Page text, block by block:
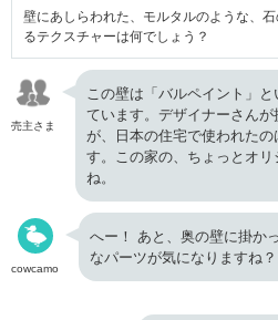
壁にあしらわれた、モルタルのような、
るテクスチャーは何でしょう？
売主さま
この壁は「バルペイント」
ています。デザイナーさん
が、日本の住宅で使われた
す。この家の、ちょっとオ
ね。
cowcamo
へー！ あと、奥の壁に掛か
なパーツが気になりますね？